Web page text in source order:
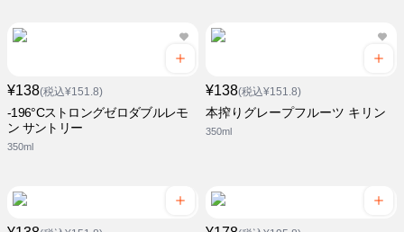
¥138(税込¥151.8)
-196°Cストロングゼロダブルレモ
ン サントリー
350ml
¥138(税込¥151.8)
本搾りグレープフルーツ キリン
350ml